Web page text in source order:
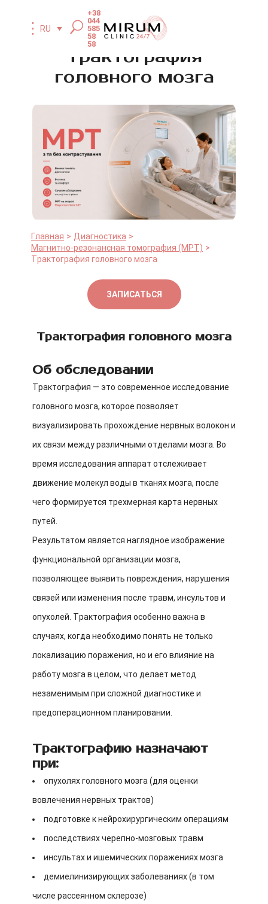
RU
+38
044
585
58
58
Трактография
головного мозга
Главная
Диагностика
Магнитно-резонансная томография (МРТ)
Трактография головного мозга
ЗАПИСАТЬСЯ
Трактография головного мозга
Об обследовании
Трактография — это современное исследование
головного мозга, которое позволяет
визуализировать прохождение нервных волокон и
их связи между различными отделами мозга. Во
время исследования аппарат отслеживает
движение молекул воды в тканях мозга, после
чего формируется трехмерная карта нервных
путей.
Результатом является наглядное изображение
функциональной организации мозга,
позволяющее выявить повреждения, нарушения
связей или изменения после травм, инсультов и
опухолей. Трактография особенно важна в
случаях, когда необходимо понять не только
локализацию поражения, но и его влияние на
работу мозга в целом, что делает метод
незаменимым при сложной диагностике и
предоперационном планировании.
Трактографию назначают
при:
опухолях головного мозга (для оценки
вовлечения нервных трактов)
подготовке к нейрохирургическим операциям
последствиях черепно-мозговых травм
инсультах и ишемических поражениях мозга
демиелинизирующих заболеваниях (в том
числе рассеянном склерозе)